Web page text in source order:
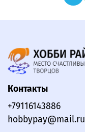
Контакты
+79116143886
hobbypay@mail.ru